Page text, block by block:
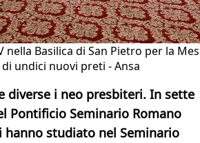
nella Basilica di San Pietro per la
undici nuovi preti - Ansa
diverse i neo presbiteri. In sette
Pontificio Seminario Romano
hanno studiato nel Seminario